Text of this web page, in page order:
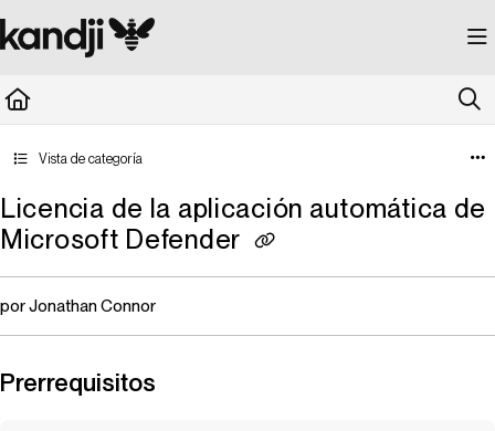
Documentation Index
Fetch the complete documentation index at: https://kandji.document360.io/
Vista de categoría
Licencia de la aplicación automática de
Microsoft Defender
por Jonathan Connor
Prerrequisitos